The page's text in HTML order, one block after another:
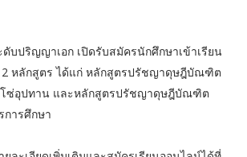
บปริญญาเอก เปิดรับสมัครนักศึกษาเข้าเรียน
2 หลักสูตร ได้แก่ หลักสูตรปรัชญาดุษฎีบัณฑิต
ซ่อุปทาน และหลักสูตรปรัชญาดุษฎีบัณฑิต
การศึกษา